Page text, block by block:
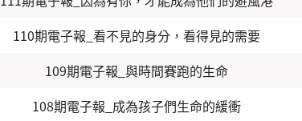
110期電子報_看不見的身分，看得見的需要
109期電子報_與時間賽跑的生命
108期電子報_成為孩子們生命的緩衝